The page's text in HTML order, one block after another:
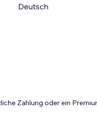
Deutsch
Zahlung oder ein